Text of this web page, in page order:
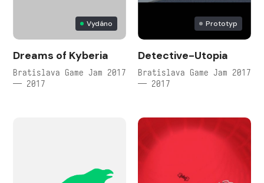
Vydáno
Dreams of Kyberia
Bratislava Game Jam 2017
— 2017
Prototyp
Detective-Utopia
Bratislava Game Jam 2017
— 2017